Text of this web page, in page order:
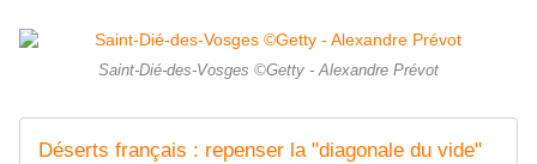
Saint-Dié-des-Vosges ©Getty - Alexandre Prévot
Déserts français : repenser la "diagonale du vide"